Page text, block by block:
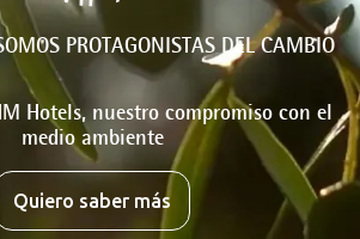
PROTAGONISTAS DEL CAMBIO
Hotels, nuestro compromiso con el
medio ambiente
Quiero saber más